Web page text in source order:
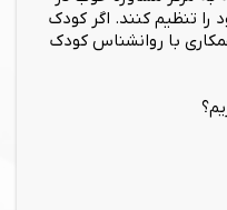
را تنظیم کنند. اگر کودک
با روانشناس کودک